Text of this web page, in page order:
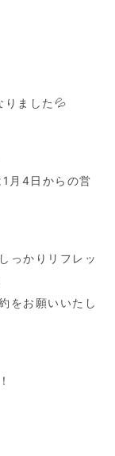
りました💦
月4日からの営
っかりリフレッ
をお願いいたし